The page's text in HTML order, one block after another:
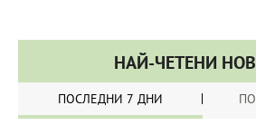
НАЙ-ЧЕТЕНИ
ПОСЛЕДНИ 7 ДНИ